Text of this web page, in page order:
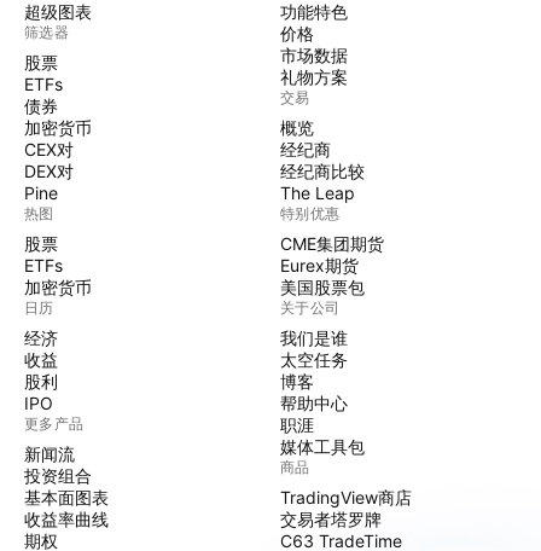
超级图表
筛选器
股票
ETFs
债券
加密货币
CEX对
DEX对
Pine
热图
股票
ETFs
加密货币
日历
经济
收益
股利
IPO
更多产品
新闻流
投资组合
基本面图表
收益率曲线
期权
功能特色
价格
市场数据
礼物方案
交易
概览
经纪商
经纪商比较
The Leap
特别优惠
CME集团期货
Eurex期货
美国股票包
关于公司
我们是谁
太空任务
博客
帮助中心
职涯
媒体工具包
商品
TradingView商店
交易者塔罗牌
C63 TradeTime